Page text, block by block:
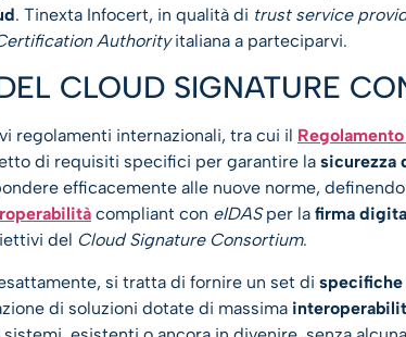
. Tinexta Infocert, in qualità di trust service
Authorityitaliana a parteciparvi.
CLOUD SIGNATURE
regolamenti internazionali, tra cui il
di requisiti specifici per garantire la sicurezza
efficacemente alle nuove norme, definendo
compliant con eIDASper la firma
del Cloud Signature Consortium.
si tratta di fornire un set di
di soluzioni dotate di massima